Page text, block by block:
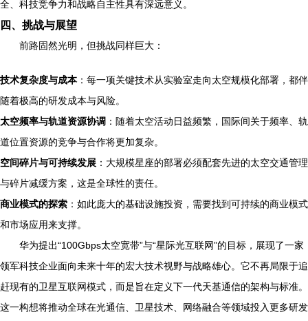
全、科技竞争力和战略自主性具有深远意义。
四、挑战与展望
前路固然光明，但挑战同样巨大：
技术复杂度与成本：每一项关键技术从实验室走向太空规模化部署，都伴
随着极高的研发成本与风险。
太空频率与轨道资源协调 ：随着太空活动日益频繁，国际间关于频率、轨
道位置资源的竞争与合作将更加复杂。
空间碎片与可持续发展 ：大规模星座的部署必须配套先进的太空交通管理
与碎片减缓方案，这是全球性的责任。
商业模式的探索 ：如此庞大的基础设施投资，需要找到可持续的商业模式
和市场应用来支撑。
华为提出“100Gbps太空宽带”与“星际光互联网”的目标，展现了一家
领军科技企业面向未来十年的宏大技术视野与战略雄心。它不再局限于追
赶现有的卫星互联网模式，而是旨在定义下一代天基通信的架构与标准。
这一构想将推动全球在光通信、卫星技术、网络融合等领域投入更多研发